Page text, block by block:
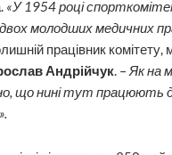
«У 1954 році
молодших медичних
працівник комітету,
Андрійчук. –Як на
що нині тут працюють